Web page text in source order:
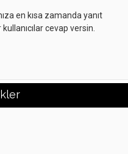
en kısa zamanda yanıt
cevap versin.